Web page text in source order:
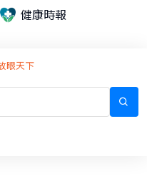
健康時報
眼天下